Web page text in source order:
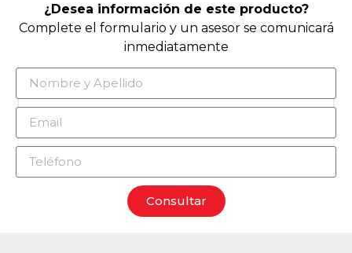
¿Desea información de este producto?
Complete el formulario y un asesor se comunicará
inmediatamente
Consultar